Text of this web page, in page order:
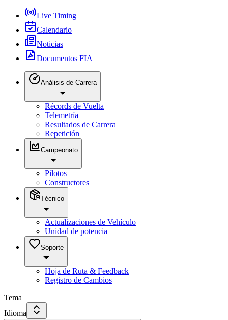
Live Timing
Calendario
Noticias
Documentos FIA
Análisis de Carrera
Récords de Vuelta
Telemetría
Resultados de Carrera
Repetición
Campeonato
Pilotos
Constructores
Técnico
Actualizaciones de Vehículo
Unidad de potencia
Soporte
Hoja de Ruta & Feedback
Registro de Cambios
Tema
Idioma